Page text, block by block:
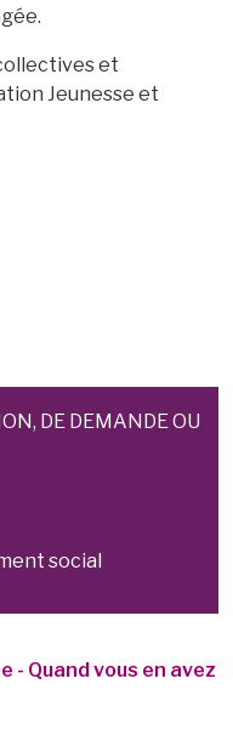
et
Jeunesse et
DE DEMANDE OU
social
- Quand vous en avez